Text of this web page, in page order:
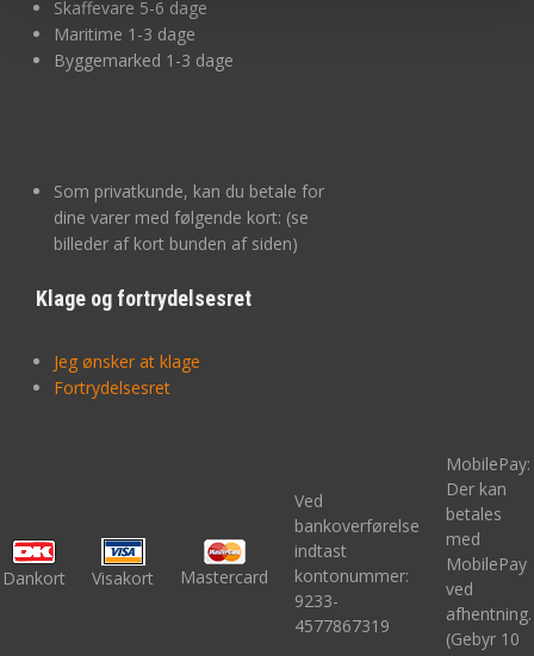
Skaffevare 5-6 dage
Maritime 1-3 dage
Byggemarked 1-3 dage
Som privatkunde, kan du betale for
dine varer med følgende kort: (se
billeder af kort bunden af siden)
Klage og fortrydelsesret
Jeg ønsker at klage
Fortrydelsesret
Dankort Visakort Mastercard
Ved
bankoverførelse
indtast
kontonummer:
9233-
4577867319
MobilePay:
Der kan
betales
med
MobilePay
ved
afhentning.
(Gebyr 10